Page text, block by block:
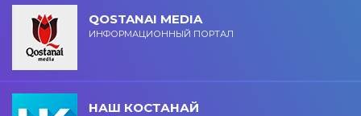
QOSTANAI MEDIA
ИНФОРМАЦИОННЫЙ ПОРТАЛ
НАШ КОСТАНАЙ